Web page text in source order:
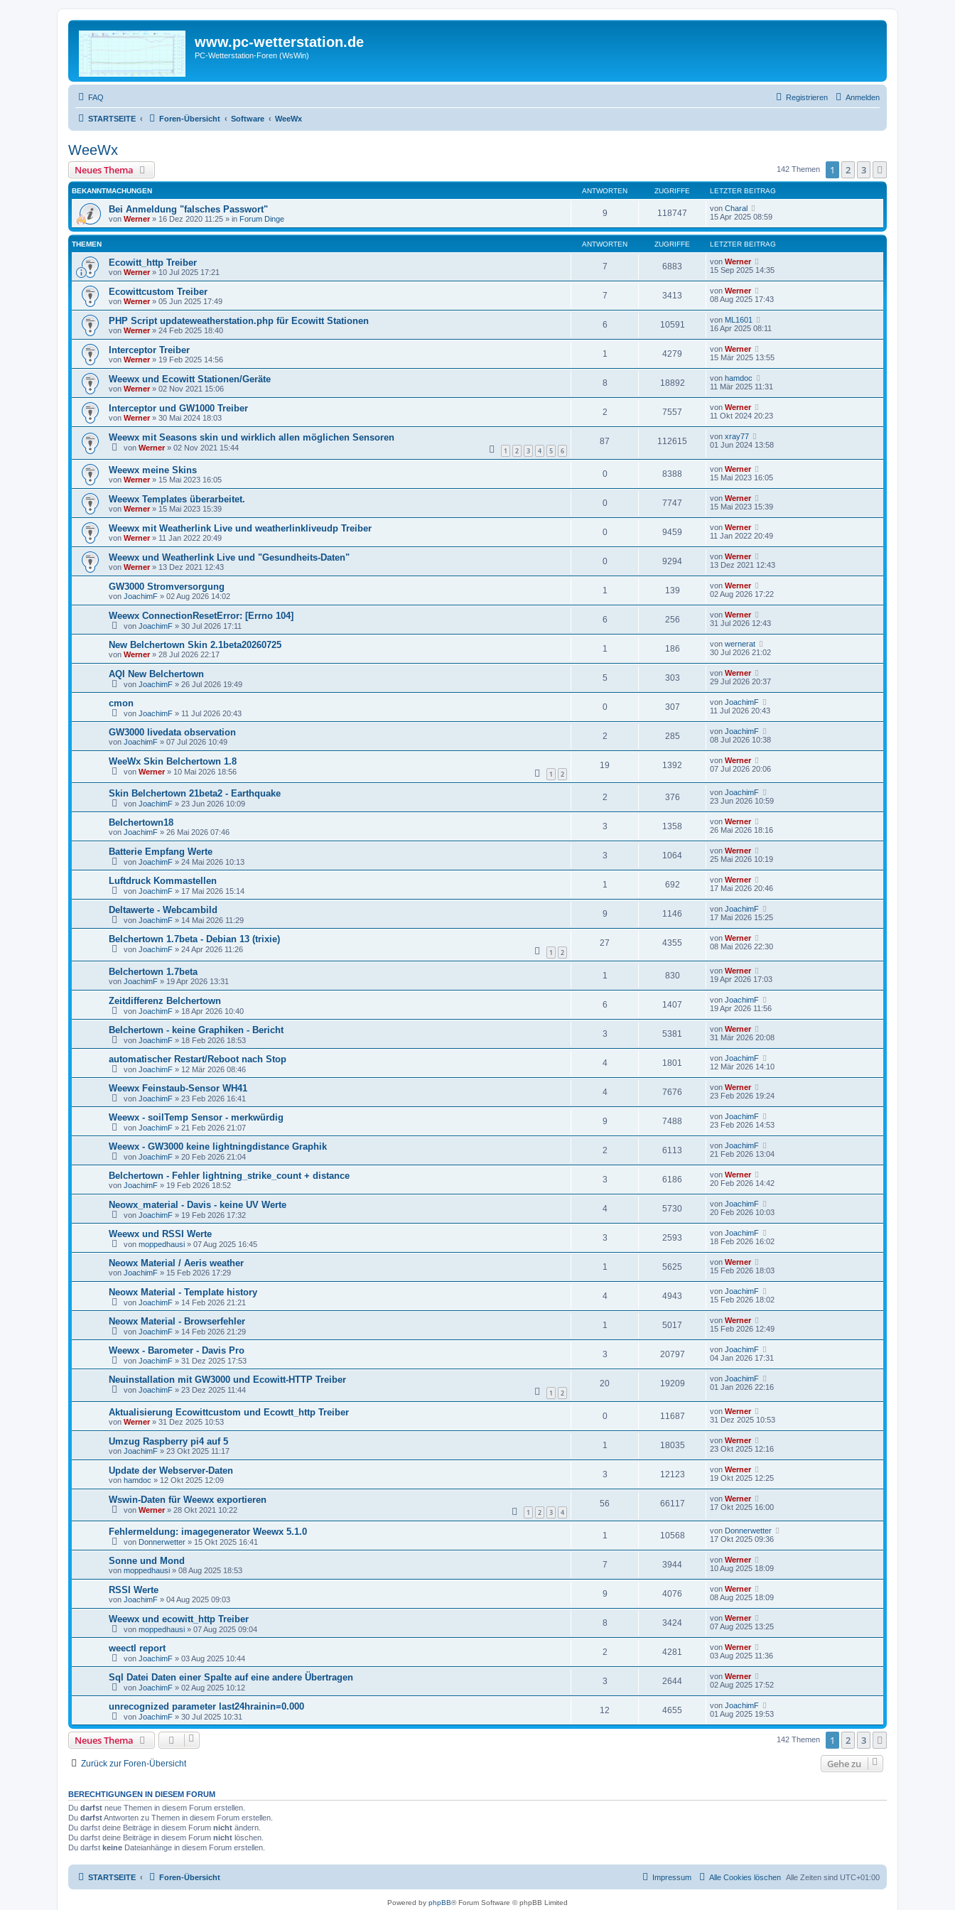
www.pc-wetterstation.de
PC-Wetterstation-Foren (WsWin)
FAQ Anmelden
Registrieren
STARTSEITE Foren-Übersicht Software WeeWx
WeeWx
Neues Thema 142 Themen 1 2 3
BEKANNTMACHUNGEN ANTWORTEN ZUGRIFFE LETZTER BEITRAG
Bei Anmeldung "falsches Passwort"
von Werner» 16 Dez 2020 11:25 » in Forum Dinge
9 118747 von Charal
15 Apr 2025 08:59
THEMEN ANTWORTEN ZUGRIFFE LETZTER BEITRAG
Ecowitt_http Treiber
von Werner» 10 Jul 2025 17:21
7 6883 von Werner
15 Sep 2025 14:35
Ecowittcustom Treiber
von Werner» 05 Jun 2025 17:49
7 3413 von Werner
08 Aug 2025 17:43
PHP Script updateweatherstation.php für Ecowitt Stationen
von Werner» 24 Feb 2025 18:40
6 10591 von ML1601
16 Apr 2025 08:11
Interceptor Treiber
von Werner» 19 Feb 2025 14:56
1 4279 von Werner
15 Mär 2025 13:55
Weewx und Ecowitt Stationen/Geräte
von Werner» 02 Nov 2021 15:06
8 18892 von hamdoc
11 Mär 2025 11:31
Interceptor und GW1000 Treiber
von Werner» 30 Mai 2024 18:03
2 7557 von Werner
11 Okt 2024 20:23
Weewx mit Seasons skin und wirklich allen möglichen Sensoren
von Werner» 02 Nov 2021 15:44 1 2 3 4 5 6
87 112615 von xray77
01 Jun 2024 13:58
Weewx meine Skins
von Werner» 15 Mai 2023 16:05
0 8388 von Werner
15 Mai 2023 16:05
Weewx Templates überarbeitet.
von Werner» 15 Mai 2023 15:39
0 7747 von Werner
15 Mai 2023 15:39
Weewx mit Weatherlink Live und weatherlinkliveudp Treiber
von Werner» 11 Jan 2022 20:49
0 9459 von Werner
11 Jan 2022 20:49
Weewx und Weatherlink Live und "Gesundheits-Daten"
von Werner» 13 Dez 2021 12:43
0 9294 von Werner
13 Dez 2021 12:43
GW3000 Stromversorgung
von JoachimF » 02 Aug 2026 14:02
1 139 von Werner
02 Aug 2026 17:22
Weewx ConnectionResetError: [Errno 104]
von JoachimF » 30 Jul 2026 17:11
6 256 von Werner
31 Jul 2026 12:43
New Belchertown Skin 2.1beta20260725
von Werner» 28 Jul 2026 22:17
1 186 von wernerat
30 Jul 2026 21:02
AQI New Belchertown
von JoachimF » 26 Jul 2026 19:49
5 303 von Werner
29 Jul 2026 20:37
cmon
von JoachimF » 11 Jul 2026 20:43
0 307 von JoachimF
11 Jul 2026 20:43
GW3000 livedata observation
von JoachimF » 07 Jul 2026 10:49
2 285 von JoachimF
08 Jul 2026 10:38
WeeWx Skin Belchertown 1.8
von Werner» 10 Mai 2026 18:56 1 2
19 1392 von Werner
07 Jul 2026 20:06
Skin Belchertown 21beta2 - Earthquake
von JoachimF » 23 Jun 2026 10:09
2 376 von JoachimF
23 Jun 2026 10:59
Belchertown18
von JoachimF » 26 Mai 2026 07:46
3 1358 von Werner
26 Mai 2026 18:16
Batterie Empfang Werte
von JoachimF » 24 Mai 2026 10:13
3 1064 von Werner
25 Mai 2026 10:19
Luftdruck Kommastellen
von JoachimF » 17 Mai 2026 15:14
1 692 von Werner
17 Mai 2026 20:46
Deltawerte - Webcambild
von JoachimF » 14 Mai 2026 11:29
9 1146 von JoachimF
17 Mai 2026 15:25
Belchertown 1.7beta - Debian 13 (trixie)
von JoachimF » 24 Apr 2026 11:26 1 2
27 4355 von Werner
08 Mai 2026 22:30
Belchertown 1.7beta
von JoachimF » 19 Apr 2026 13:31
1 830 von Werner
19 Apr 2026 17:03
Zeitdifferenz Belchertown
von JoachimF » 18 Apr 2026 10:40
6 1407 von JoachimF
19 Apr 2026 11:56
Belchertown - keine Graphiken - Bericht
von JoachimF » 18 Feb 2026 18:53
3 5381 von Werner
31 Mär 2026 20:08
automatischer Restart/Reboot nach Stop
von JoachimF » 12 Mär 2026 08:46
4 1801 von JoachimF
12 Mär 2026 14:10
Weewx Feinstaub-Sensor WH41
von JoachimF » 23 Feb 2026 16:41
4 7676 von Werner
23 Feb 2026 19:24
Weewx - soilTemp Sensor - merkwürdig
von JoachimF » 21 Feb 2026 21:07
9 7488 von JoachimF
23 Feb 2026 14:53
Weewx - GW3000 keine lightningdistance Graphik
von JoachimF » 20 Feb 2026 21:04
2 6113 von JoachimF
21 Feb 2026 13:04
Belchertown - Fehler lightning_strike_count + distance
von JoachimF » 19 Feb 2026 18:52
3 6186 von Werner
20 Feb 2026 14:42
Neowx_material - Davis - keine UV Werte
von JoachimF » 19 Feb 2026 17:32
4 5730 von JoachimF
20 Feb 2026 10:03
Weewx und RSSI Werte
von moppedhausi » 07 Aug 2025 16:45
3 2593 von JoachimF
18 Feb 2026 16:02
Neowx Material / Aeris weather
von JoachimF » 15 Feb 2026 17:29
1 5625 von Werner
15 Feb 2026 18:03
Neowx Material - Template history
von JoachimF » 14 Feb 2026 21:21
4 4943 von JoachimF
15 Feb 2026 18:02
Neowx Material - Browserfehler
von JoachimF » 14 Feb 2026 21:29
1 5017 von Werner
15 Feb 2026 12:49
Weewx - Barometer - Davis Pro
von JoachimF » 31 Dez 2025 17:53
3 20797 von JoachimF
04 Jan 2026 17:31
Neuinstallation mit GW3000 und Ecowitt-HTTP Treiber
von JoachimF » 23 Dez 2025 11:44 1 2
20 19209 von JoachimF
01 Jan 2026 22:16
Aktualisierung Ecowittcustom und Ecowtt_http Treiber
von Werner» 31 Dez 2025 10:53
0 11687 von Werner
31 Dez 2025 10:53
Umzug Raspberry pi4 auf 5
von JoachimF » 23 Okt 2025 11:17
1 18035 von Werner
23 Okt 2025 12:16
Update der Webserver-Daten
von hamdoc » 12 Okt 2025 12:09
3 12123 von Werner
19 Okt 2025 12:25
Wswin-Daten für Weewx exportieren
von Werner» 28 Okt 2021 10:22 1 2 3 4
56 66117 von Werner
17 Okt 2025 16:00
Fehlermeldung: imagegenerator Weewx 5.1.0
von Donnerwetter » 15 Okt 2025 16:41
1 10568 von Donnerwetter
17 Okt 2025 09:36
Sonne und Mond
von moppedhausi » 08 Aug 2025 18:53
7 3944 von Werner
10 Aug 2025 18:09
RSSI Werte
von JoachimF » 04 Aug 2025 09:03
9 4076 von Werner
08 Aug 2025 18:09
Weewx und ecowitt_http Treiber
von moppedhausi » 07 Aug 2025 09:04
8 3424 von Werner
07 Aug 2025 13:25
weectl report
von JoachimF » 03 Aug 2025 10:44
2 4281 von Werner
03 Aug 2025 11:36
Sql Datei Daten einer Spalte auf eine andere Übertragen
von JoachimF » 02 Aug 2025 10:12
3 2644 von Werner
02 Aug 2025 17:52
unrecognized parameter last24hrainin=0.000
von JoachimF » 30 Jul 2025 10:31
12 4655 von JoachimF
01 Aug 2025 19:53
Neues Thema 142 Themen 1 2 3
Zurück zur Foren-Übersicht Gehe zu
BERECHTIGUNGEN IN DIESEM FORUM
Du darfst neue Themen in diesem Forum erstellen.
Du darfstAntworten zu Themen in diesem Forum erstellen.
Du darfst deine Beiträge in diesem Forum nicht ändern.
Du darfst deine Beiträge in diesem Forum nicht löschen.
Du darfst keine Dateianhänge in diesem Forum erstellen.
STARTSEITE Foren-Übersicht Alle Zeiten sind UTC+01:00
Alle Cookies löschen
Impressum
Powered by phpBB® Forum Software © phpBB Limited